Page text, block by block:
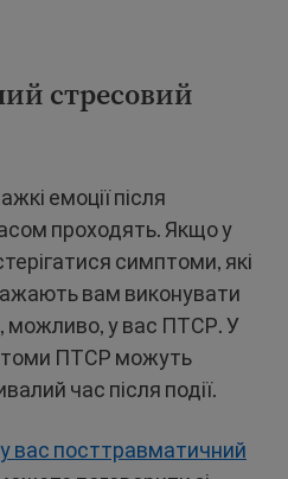
стресовий
емоції після
проходять. Якщо у
симптоми, які
вам виконувати
можливо, у вас ПТСР. У
ПТСР можуть
час після події.
вас посттравматичний